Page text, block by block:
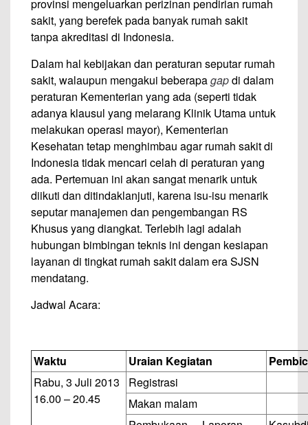
provinsi mengeluarkan perizinan pendirian rumah
sakit, yang berefek pada banyak rumah sakit
tanpa akreditasi di Indonesia.
Dalam hal kebijakan dan peraturan seputar rumah
sakit, walaupun mengakui beberapagapdi dalam
peraturan Kementerian yang ada (seperti tidak
adanya klausul yang melarang Klinik Utama untuk
melakukan operasi mayor), Kementerian
Kesehatan tetap menghimbau agar rumah sakit di
Indonesia tidak mencari celah di peraturan yang
ada. Pertemuan ini akan sangat menarik untuk
diikuti dan ditindaklanjuti, karena isu-isu menarik
seputar manajemen dan pengembangan RS
Khusus yang diangkat. Terlebih lagi adalah
hubungan bimbingan teknis ini dengan kesiapan
layanan di tingkat rumah sakit dalam era SJSN
mendatang.
Jadwal Acara:
Waktu Uraian Kegiatan
Rabu, 3 Juli 2013
16.00 – 20.45
Registrasi
Makan malam